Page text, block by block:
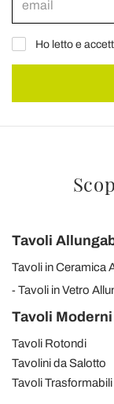
Ho letto e
Tavoli
Tavoli in Ceramica
Tavoli in Vetro
Tavoli Moderni
Tavoli Rotondi
Tavolini da Salotto
Tavoli Trasformabili